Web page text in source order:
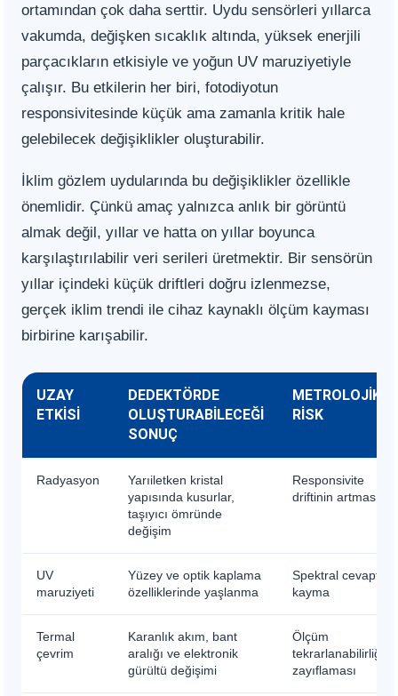
ortamından çok daha serttir. Uydu sensörleri yıllarca
vakumda, değişken sıcaklık altında, yüksek enerjili
parçacıkların etkisiyle ve yoğun UV maruziyetiyle
çalışır. Bu etkilerin her biri, fotodiyotun
responsivitesinde küçük ama zamanla kritik hale
gelebilecek değişiklikler oluşturabilir.
İklim gözlem uydularında bu değişiklikler özellikle
önemlidir. Çünkü amaç yalnızca anlık bir görüntü
almak değil, yıllar ve hatta on yıllar boyunca
karşılaştırılabilir veri serileri üretmektir. Bir sensörün
yıllar içindeki küçük driftleri doğru izlenmezse,
gerçek iklim trendi ile cihaz kaynaklı ölçüm kayması
birbirine karışabilir.
UZAY
ETKISI
DEDEKTÖRDE
OLUŞTURABILECEĞI
SONUÇ
METROLOJIK
RISK
Radyasyon
Yarıiletken kristal
yapısında kusurlar,
taşıyıcı ömründe
değişim
Responsivite
driftinin artması
UV
maruziyeti
Yüzey ve optik kaplama
özelliklerinde yaşlanma
Spektral cevapta
kayma
Termal
çevrim
Karanlık akım, bant
aralığı ve elektronik
gürültü değişimi
Ölçüm
zayıflaması